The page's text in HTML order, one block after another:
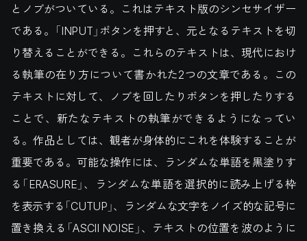
とノブがついている。これはテキスト版のシンセサイザー
である。「INPUT」ボタンを押すと、元となるテキストを切
り替えることができる。これらのテキストは、現代におけ
る執筆の在り方について書かれた2つの文章である。この
テキストに対して、ノブを回したりボタンを押したりする
ことで、新たなテキストの執筆ができるようになってい
る。作品としては、観者が身体的にこれを体験することが
重要である。可能な操作には、ランダムな単語を黒塗りす
る「ERASURE」、ランダムな単語を選択的に読み上げる枠
を表示する「CUTUP」、ランダムな文字をノイズ的な記号に
置き換える「ASCII NOISE」、テキストの位置を波のように